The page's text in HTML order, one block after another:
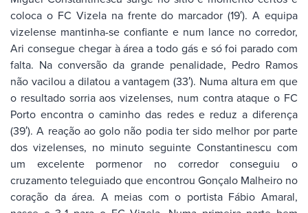
coloca o FC Vizela na frente do marcador (19′). A equipa
vizelense mantinha-se confiante e num lance no corredor,
Ari consegue chegar à área a todo gás e só foi parado com
falta. Na conversão da grande penalidade, Pedro Ramos
não vacilou a dilatou a vantagem (33′). Numa altura em que
o resultado sorria aos vizelenses, num contra ataque o FC
Porto encontra o caminho das redes e reduz a diferença
(39′). A reação ao golo não podia ter sido melhor por parte
dos vizelenses, no minuto seguinte Constantinescu com
um excelente pormenor no corredor conseguiu o
cruzamento teleguiado que encontrou Gonçalo Malheiro no
coração da área. A meias com o portista Fábio Amaral,